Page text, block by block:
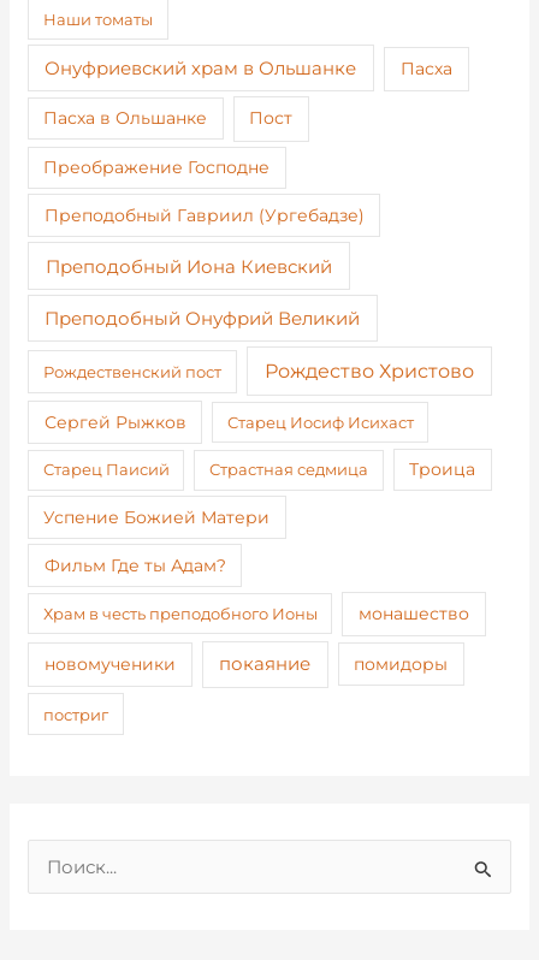
Наши томаты
Онуфриевский храм в Ольшанке Пасха
Пасха в Ольшанке Пост
Преображение Господне
Преподобный Гавриил (Ургебадзе)
Преподобный Иона Киевский
Преподобный Онуфрий Великий
Рождественский пост Рождество Христово
Сергей Рыжков Старец Иосиф Исихаст
Старец Паисий Страстная седмица Троица
Успение Божией Матери
Фильм Где ты Адам?
Храм в честь преподобного Ионы монашество
новомученики покаяние помидоры
постриг